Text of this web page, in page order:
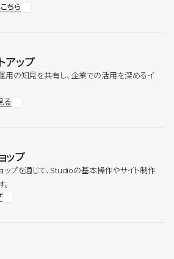
ちら
アップ
用の知見を共有し、企業での活用を深めるイ
る
ップ
ップを通じて、Studioの基本操作やサイト制作